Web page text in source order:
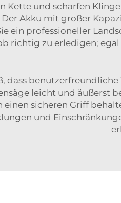
Kette und scharfen
Der Akku mit großer
ein professioneller
richtig zu erledigen;
dass
leicht und äußerst
einen sicheren Griff
und